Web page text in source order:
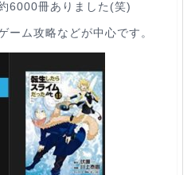
6000冊ありました(笑)
ーム攻略などが中心です。